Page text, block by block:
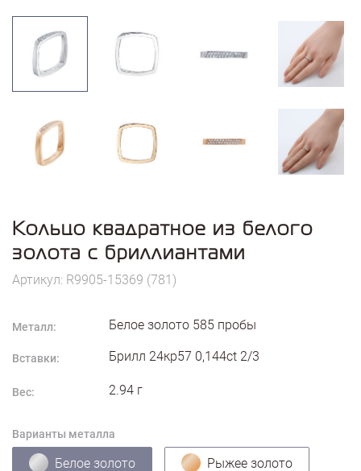
Кольцо квадратное из белого
золота с бриллиантами
Артикул: R9905-15369 (781)
Металл: Белое золото 585 пробы
Вставки: Брилл 24кр57 0,144ct 2/3
Вес: 2.94 г
Варианты металла
Белое золото Рыжее золото